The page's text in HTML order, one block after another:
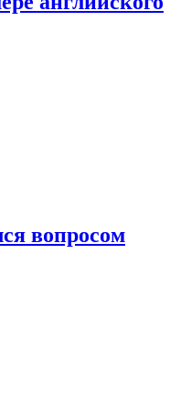
вопросом